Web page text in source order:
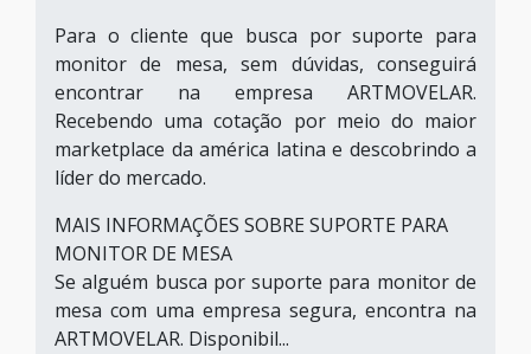
Para o cliente que busca por suporte para
monitor de mesa, sem dúvidas, conseguirá
encontrar na empresa ARTMOVELAR.
Recebendo uma cotação por meio do maior
marketplace da américa latina e descobrindo a
líder do mercado.
MAIS INFORMAÇÕES SOBRE SUPORTE PARA
MONITOR DE MESA
Se alguém busca por suporte para monitor de
mesa com uma empresa segura, encontra na
ARTMOVELAR. Disponibil...